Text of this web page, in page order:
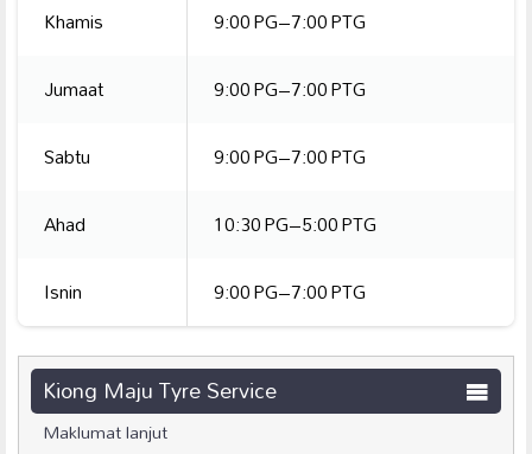
Khamis
9:00 PG–7:00 PTG
Jumaat
9:00 PG–7:00 PTG
Sabtu
9:00 PG–7:00 PTG
Ahad
10:30 PG–5:00 PTG
Isnin
9:00 PG–7:00 PTG
Kiong Maju Tyre Service
Maklumat lanjut